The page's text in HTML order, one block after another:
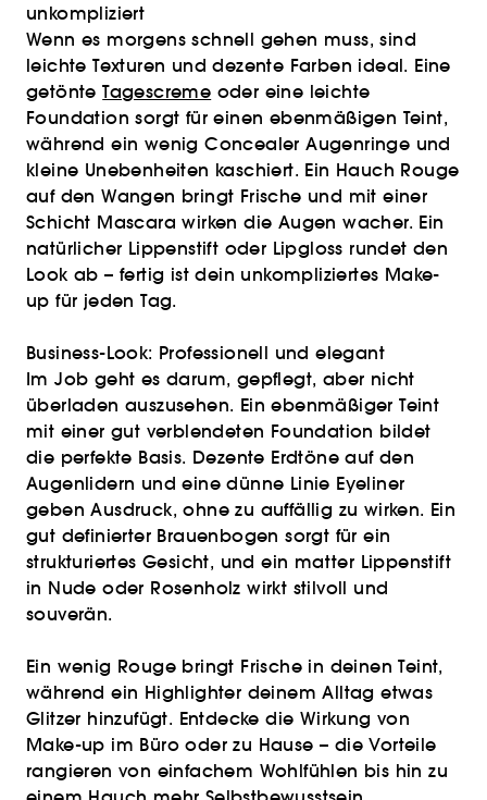
unkompliziert
Wenn es morgens schnell gehen muss, sind
leichte Texturen und dezente Farben ideal. Eine
getönteTagescreme oder eine leichte
Foundation sorgt für einen ebenmäßigen Teint,
während ein wenig Concealer Augenringe und
kleine Unebenheiten kaschiert. Ein Hauch Rouge
auf den Wangen bringt Frische und mit einer
Schicht Mascara wirken die Augen wacher. Ein
natürlicher Lippenstift oder Lipgloss rundet den
Look ab – fertig ist dein unkompliziertes Make-
up für jeden Tag.
Business-Look: Professionell und elegant
Im Job geht es darum, gepflegt, aber nicht
überladen auszusehen. Ein ebenmäßiger Teint
mit einer gut verblendeten Foundation bildet
die perfekte Basis. Dezente Erdtöne auf den
Augenlidern und eine dünne Linie Eyeliner
geben Ausdruck, ohne zu auffällig zu wirken. Ein
gut definierter Brauenbogen sorgt für ein
strukturiertes Gesicht, und ein matter Lippenstift
in Nude oder Rosenholz wirkt stilvoll und
souverän.
Ein wenig Rouge bringt Frische in deinen Teint,
während ein Highlighter deinem Alltag etwas
Glitzer hinzufügt. Entdecke die Wirkung von
Make-up im Büro oder zu Hause – die Vorteile
rangieren von einfachem Wohlfühlen bis hin zu